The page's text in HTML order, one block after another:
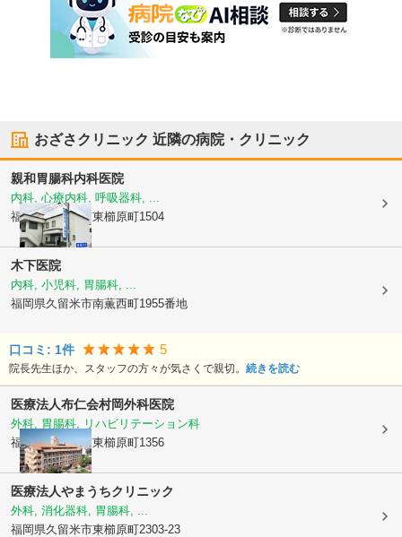
おざさクリニック 近隣の病院・クリニック
親和胃腸科内科医院
内科, 心療内科, 呼吸器科, ...
福岡県久留米市東櫛原町1504
木下医院
内科, 小児科, 胃腸科, ...
福岡県久留米市南薫西町1955番地
口コミ: 1件 5
院長先生ほか、スタッフの方々が気さくで親切。 続きを読む
医療法人布仁会村岡外科医院
外科, 胃腸科, リハビリテーション科
福岡県久留米市東櫛原町1356
医療法人やまうちクリニック
外科, 消化器科, 胃腸科, ...
福岡県久留米市東櫛原町2303-23